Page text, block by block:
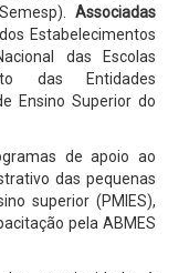
Associadas
Estabelecimentos
das Escolas
das Entidades
Ensino Superior do
de apoio ao
das pequenas
superior (PMIES),
pela ABMES